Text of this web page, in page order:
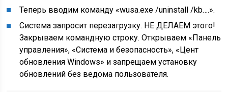
Теперь вводим команду «wusa.exe /uninstall /kb….».
Система запросит перезагрузку. НЕ ДЕЛАЕМ этого!
Закрываем командную строку. Открываем «Панель
управления», «Система и безопасность», «Цент
обновления Windows» и запрещаем установку
обновлений без ведома пользователя.